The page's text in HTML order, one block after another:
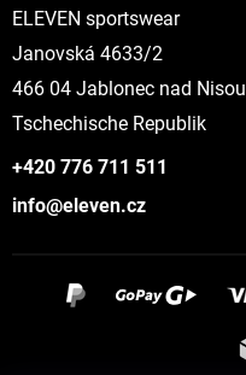
ELEVEN sportswear
Janovská 4633/2
466 04 Jablonec nad Nisou
Tschechische Republik
+420 776 711 511
info@eleven.cz